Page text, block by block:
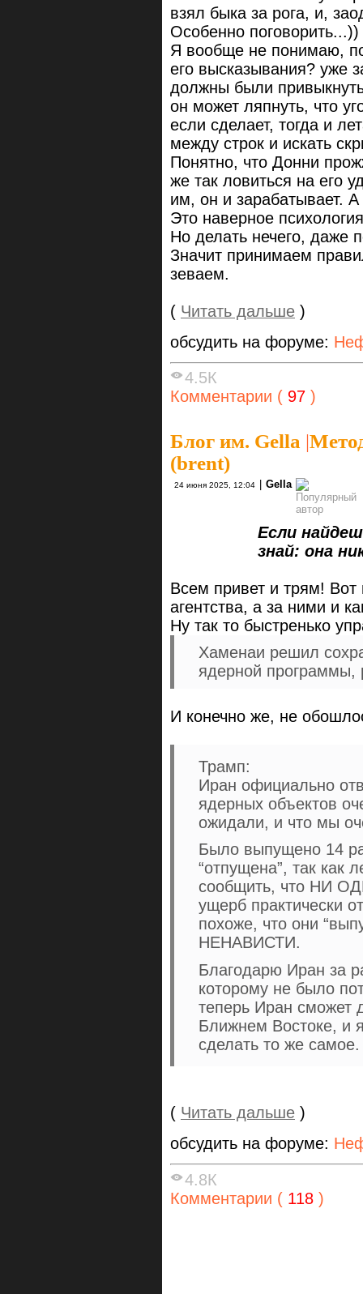
взял быка за рога, и,
Особенно поговорить...))
Я вообще не понимаю,
его высказывания? уже
должны были
он может ляпнуть, что
если сделает, тогда и
между строк и искать
Понятно, что Донни
же так ловиться на его
им, он и зарабатывает.
Это наверное
Но делать нечего, даже
Значит принимаем
зеваем.
( Читать дальше )
обсудить на форуме:
4.5К
Комментарии ( 97 )
Блог им. Gella |
(brent)
24 июня 2025, 12:04 Gella
Если
знай: она
Всем привет и трям! Вот
агентства, а за ними и
Ну так то быстренько
Хаменаи решил
ядерной программы,
И конечно же, не
Трамп:
Иран официально
ядерных объектов
ожидали, и что мы
Было выпущено 14
“отпущена”, так как
сообщить, что НИ
ущерб практически
похоже, что они
НЕНАВИСТИ.
Благодарю Иран за
которому не было
теперь Иран сможет
Ближнем Востоке, и
сделать то же самое.
( Читать дальше )
обсудить на форуме:
4.8К
Комментарии ( 118 )